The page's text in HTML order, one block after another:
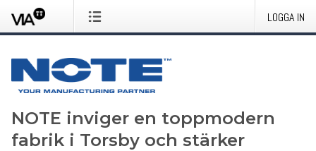
LOGGA IN
NOTE inviger en toppmodern
fabrik i Torsby och stärker